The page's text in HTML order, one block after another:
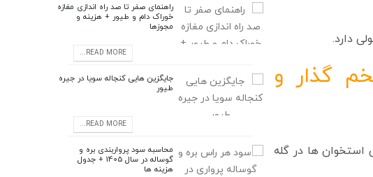
دارد.
گذار و
ها در گله‌
راهنمای صفر تا صد راه اندازی مغازه
خوراک دام و طیور + هزینه و
مجوزها
READ MORE...
جایگزین هایی کنجاله سویا در جیره
طیور
READ MORE...
محاسبه سود پرواربندی بره و
گوساله در سال 1405 + جدول
هزینه‌ ها